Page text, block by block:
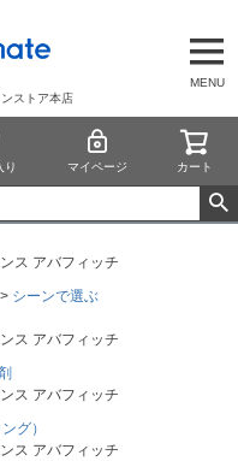
MENU
ストア本店
り マイページ カート
ス アバフィッチ
シーンで選ぶ
ス アバフィッチ
ス アバフィッチ
グ）
ス アバフィッチ